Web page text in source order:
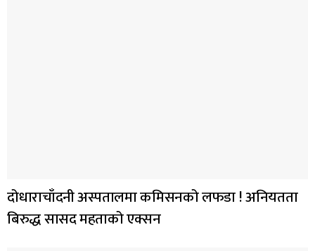
दोधाराचाँदनी अस्पतालमा कमिसनको लफडा ! अनियतता
बिरुद्ध सासद महताको एक्सन